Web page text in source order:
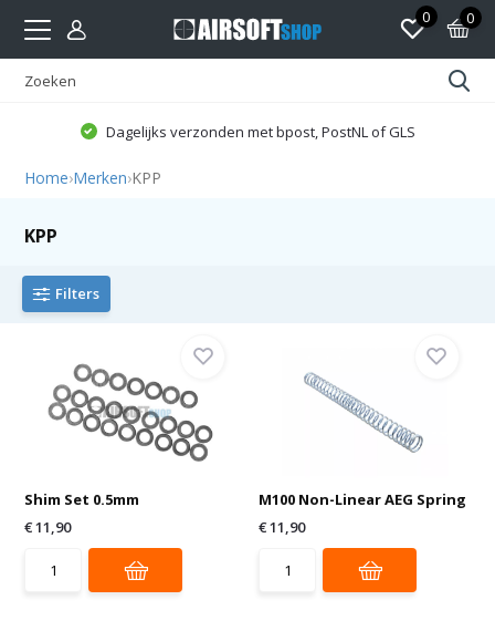
0 0
Dagelijks verzonden met bpost, PostNL of GLS
Home›Merken›KPP
KPP
Filters
Shim Set 0.5mm
€ 11,90
M100 Non-Linear AEG Spring
€ 11,90